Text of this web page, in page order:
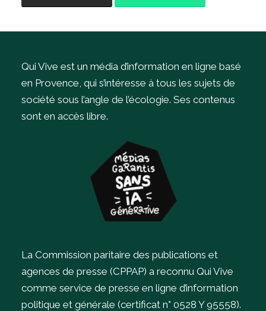
Qui Vive est un média d’information en ligne basé
en Provence, qui s’intéresse à tous les sujets de
société sous l’angle de l’écologie. Ses contenus
sont en accès libre.
La Commission paritaire des publications et
agences de presse (CPPAP) a reconnu Qui Vive
comme service de presse en ligne d’information
politique et générale (certificat n° 0528 Y 95558).